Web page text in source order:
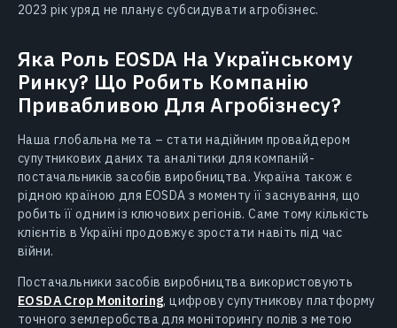
2023 рік уряд не планує субсидувати агробізнес.
Яка Роль EOSDA На Українському
Ринку? Що Робить Компанію
Привабливою Для Агробізнесу?
Наша глобальна мета – стати надійним провайдером
супутникових даних та аналітики для компаній-
постачальників засобів виробництва. Україна також є
рідною країною для EOSDA з моменту її заснування, що
робить її одним із ключових регіонів. Саме тому кількість
клієнтів в Україні продовжує зростати навіть під час
війни.
Постачальники засобів виробництва використовують
EOSDA Crop Monitoring, цифрову супутникову платформу
точного землеробства для моніторингу полів з метою